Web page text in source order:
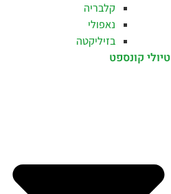
קלבריה
נאפולי
בזיליקטה
טיולי קונספט